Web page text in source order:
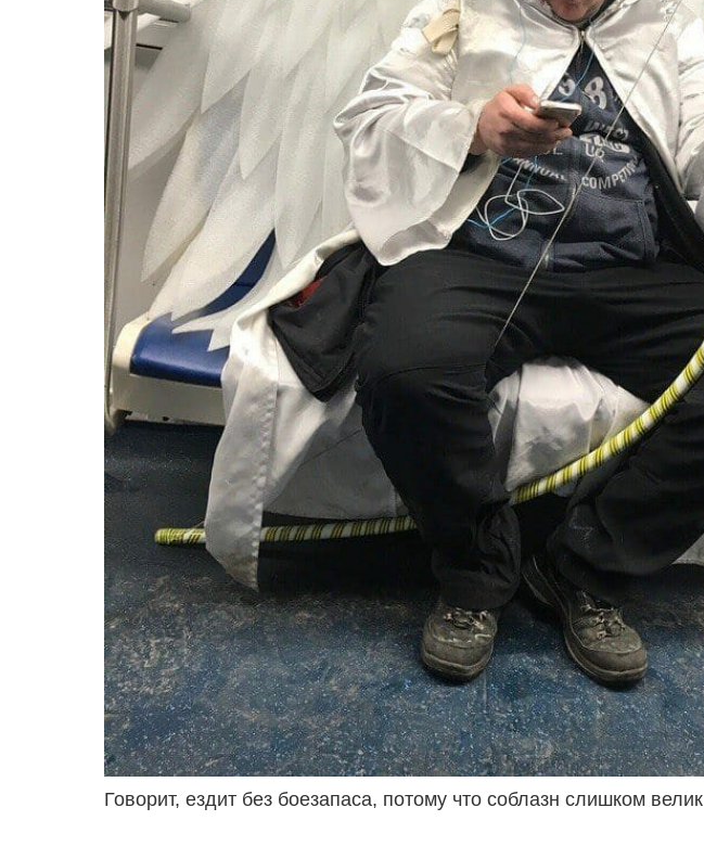
Говорит, ездит без боезапаса, потому что соблазн слишком велик